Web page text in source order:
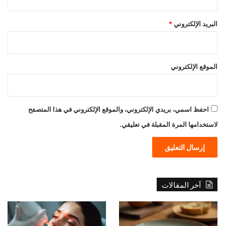
البريد الإلكتروني *
الموقع الإلكتروني
احفظ اسمي، بريدي الإلكتروني، والموقع الإلكتروني في هذا المتصفح
لاستخدامها المرة المقبلة في تعليقي.
آخر المقالات